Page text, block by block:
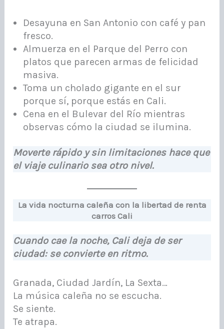
Desayuna en San Antonio con café y pan
fresco.
Almuerza en el Parque del Perro con
platos que parecen armas de felicidad
masiva.
Toma un cholado gigante en el sur
porque sí, porque estás en Cali.
Cena en el Bulevar del Río mientras
observas cómo la ciudad se ilumina.
Moverte rápido y sin limitaciones hace que
el viaje culinario sea otro nivel.
La vida nocturna caleña con la libertad de renta
carros Cali
Cuando cae la noche, Cali deja de ser
ciudad: se convierte en ritmo.
Granada, Ciudad Jardín, La Sexta…
La música caleña no se escucha.
Se siente.
Te atrapa.